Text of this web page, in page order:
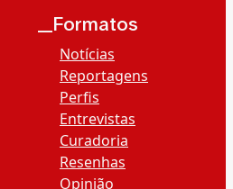
__Formatos
Notícias
Reportagens
Perfis
Entrevistas
Curadoria
Resenhas
Opinião